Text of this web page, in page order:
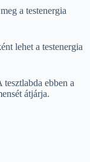
a testenergia
lehet a testenergia
ebben a
átjárja.